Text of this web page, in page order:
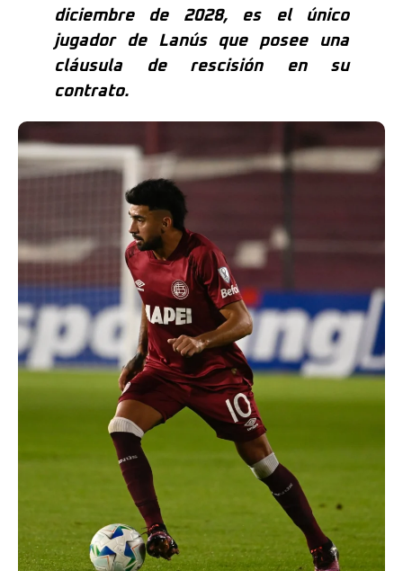
diciembre de 2028, es el único
jugador de Lanús que posee una
cláusula de rescisión en su
contrato.